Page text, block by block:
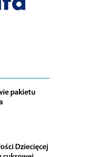
pakietu
Dziecięcej